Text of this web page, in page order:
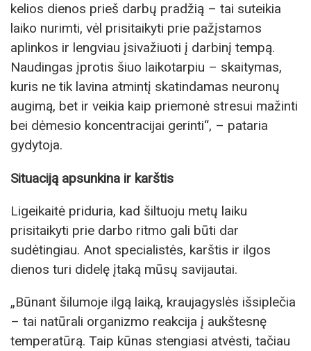
kelios dienos prieš darbų pradžią – tai suteikia
laiko nurimti, vėl prisitaikyti prie pažįstamos
aplinkos ir lengviau įsivažiuoti į darbinį tempą.
Naudingas įprotis šiuo laikotarpiu – skaitymas,
kuris ne tik lavina atmintį skatindamas neuronų
augimą, bet ir veikia kaip priemonė stresui mažinti
bei dėmesio koncentracijai gerinti“, – pataria
gydytoja.
Situaciją apsunkina ir karštis
Ligeikaitė priduria, kad šiltuoju metų laiku
prisitaikyti prie darbo ritmo gali būti dar
sudėtingiau. Anot specialistės, karštis ir ilgos
dienos turi didelę įtaką mūsų savijautai.
„Būnant šilumoje ilgą laiką, kraujagyslės išsiplečia
– tai natūrali organizmo reakcija į aukštesnę
temperatūrą. Taip kūnas stengiasi atvėsti, tačiau